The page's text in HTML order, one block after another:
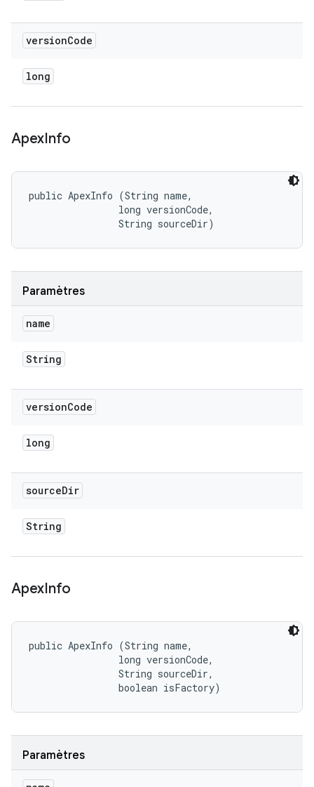
versionCode
long
ApexInfo
public ApexInfo (String name,
                long versionCode,
                String sourceDir)
Paramètres
name
String
versionCode
long
sourceDir
String
ApexInfo
public ApexInfo (String name,
                long versionCode,
                String sourceDir,
                boolean isFactory)
Paramètres